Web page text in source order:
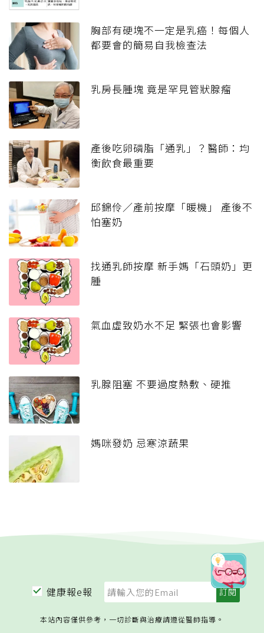
胸部有硬塊不一定是乳癌！每個人
都要會的簡易自我檢查法
乳房長腫塊 竟是罕見管狀腺瘤
產後吃卵磷脂「通乳」？醫師：均
衡飲食最重要
邱錦伶／產前按摩「暖機」 產後不
怕塞奶
找通乳師按摩 新手媽「石頭奶」更
腫
氣血虛致奶水不足 緊張也會影響
乳腺阻塞 不要過度熱敷、硬推
媽咪發奶 忌寒涼蔬果
健康報e報
本站內容僅供參考，一切診斷與治療請遵從醫師指導。